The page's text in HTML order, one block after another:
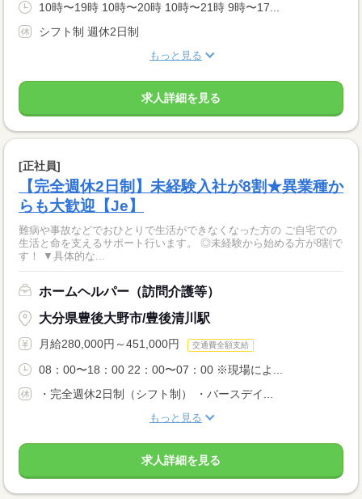
10時〜19時 10時〜20時 10時〜21時 9時〜17...
シフト制 週休2日制
もっと見る
求人詳細を見る
[正社員]
【完全週休2日制】未経験入社が8割★異業種か
らも大歓迎【Je】
難病や事故などでおひとりで生活ができなくなった方の ご自宅での
生活と命を支えるサポート行います。 ◎未経験から始める方が8割で
す！ ▼具体的な...
ホームヘルパー（訪問介護等）
大分県豊後大野市/豊後清川駅
月給280,000円～451,000円 交通費全額支給
08：00〜18：00 22：00〜07：00 ※現場によ...
・完全週休2日制（シフト制） ・バースデイ...
もっと見る
求人詳細を見る